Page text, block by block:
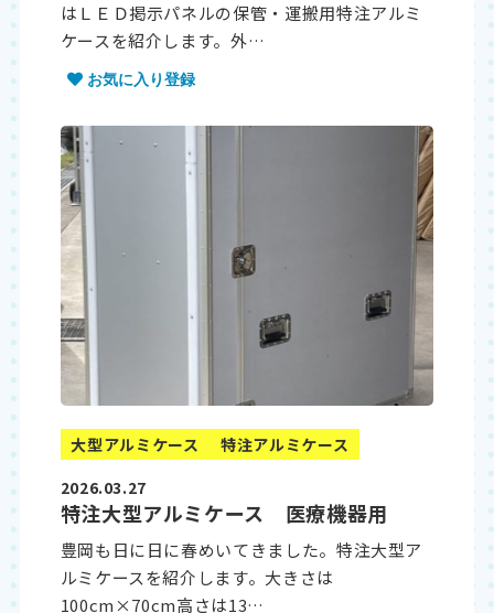
はＬＥＤ掲示パネルの保管・運搬用特注アルミ
ケースを紹介します。外…
お気に入り登録
大型アルミケース
特注アルミケース
2026.03.27
特注大型アルミケース 医療機器用
豊岡も日に日に春めいてきました。特注大型ア
ルミケースを紹介します。大きさは
100cm×70cm高さは13…